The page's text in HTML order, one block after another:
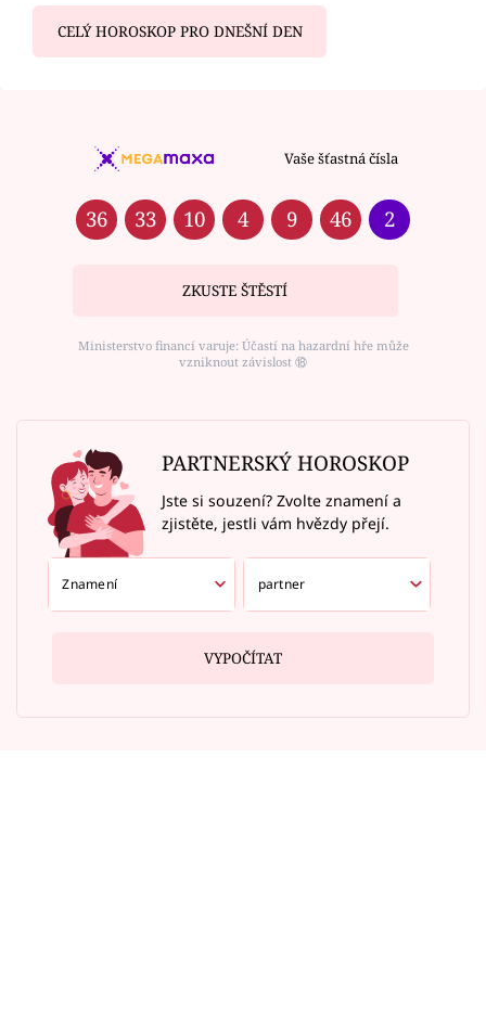
CELÝ HOROSKOP PRO DNEŠNÍ DEN
Vaše šťastná čísla
36 33 10 4 9 46 2
ZKUSTE ŠTĚSTÍ
Ministerstvo financí varuje: Účastí na hazardní hře může
vzniknout závislost ⑱
PARTNERSKÝ HOROSKOP
Jste si souzení? Zvolte znamení a
zjistěte, jestli vám hvězdy přejí.
VYPOČÍTAT